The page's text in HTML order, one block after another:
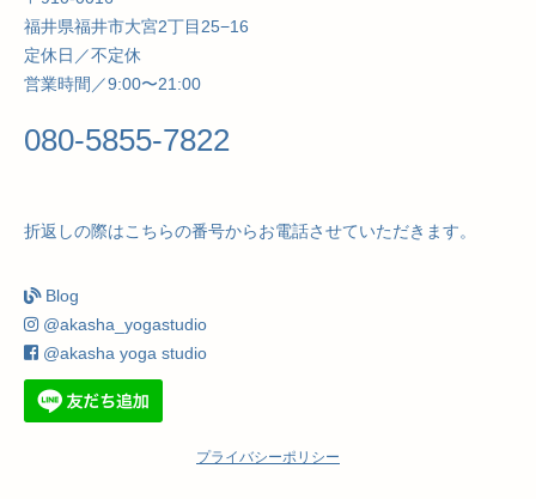
福井県福井市大宮2丁目25−16
定休日／不定休
営業時間／9:00〜21:00
080-5855-7822
折返しの際はこちらの番号からお電話させていただきます。
Blog
@akasha_yogastudio
@akasha yoga studio
プライバシーポリシー